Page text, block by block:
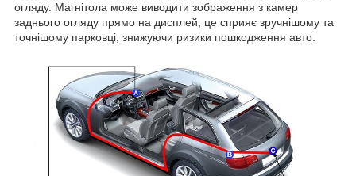
огляду. Магнітола може виводити зображення з камер
заднього огляду прямо на дисплей, це сприяє зручнішому та
точнішому парковці, знижуючи ризики пошкодження авто.